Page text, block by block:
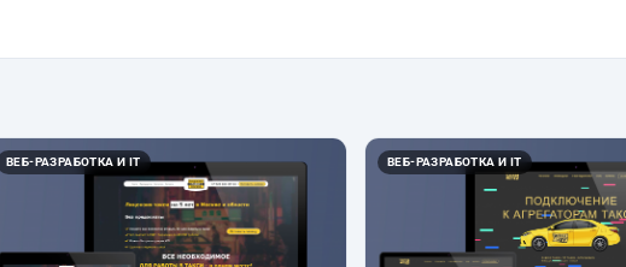
ВЕБ-РАЗРАБОТКА И IT ВЕБ-РАЗРАБОТКА И IT